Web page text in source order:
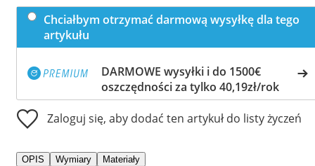
Chciałbym otrzymać darmową wysyłkę dla tego
artykułu
DARMOWE wysyłki i do 1500€
oszczędności za tylko 40,19zł/rok
Zaloguj się, aby dodać ten artykuł do listy życzeń
OPIS Wymiary Materiały